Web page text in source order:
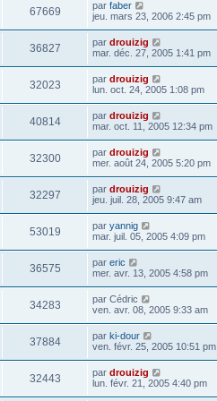
67669 par faber
jeu. mars 23, 2006 2:45 pm
36827 par drouizig
mar. déc. 27, 2005 1:41 pm
32023 par drouizig
lun. oct. 24, 2005 1:08 pm
40814 par drouizig
mar. oct. 11, 2005 12:34 pm
32300 par drouizig
mer. août 24, 2005 5:20 pm
32297 par drouizig
jeu. juil. 28, 2005 9:47 am
53019 par yannig
mar. juil. 05, 2005 4:09 pm
36575 par eric
mer. avr. 13, 2005 4:58 pm
34283 par Cédric
ven. avr. 08, 2005 9:33 am
37884 par ki-dour
ven. févr. 25, 2005 10:51 pm
32443 par drouizig
lun. févr. 21, 2005 4:40 pm